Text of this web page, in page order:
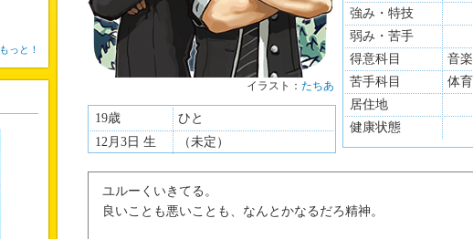
イラスト： たちあ
19歳
ひと
12月3日 生
（未定）
強み・特技
弱み・苦手
得意科目
音楽
苦手科目
体育
居住地
健康状態
ユルーくいきてる。
良いことも悪いことも、なんとかなるだろ精神。
もっと！